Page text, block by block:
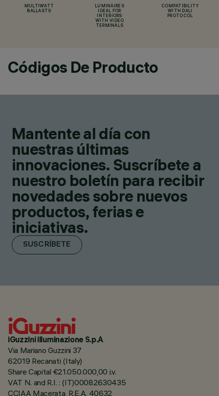
MULTIWATT
BALLASTS
LUMINAIRES
IDEAL FOR
INTERIORS
WITH VIDEO
TERMINALS
COMPATIBILITY
WITH DALI
PROTOCOL
Códigos De Producto
Mantente al día con
nuestras últimas
innovaciones. Suscríbete a
nuestro boletín para recibir
novedades sobre nuevos
productos, ferias e
iniciativas.
SUSCRÍBETE
iGuzzini illuminazione S.p.A
Via Mariano Guzzini 37
62019 Recanati (Italy)
Share Capital €21.050.000,00 i.v.
VAT N. and R.I. : (IT)00082630435
CCIAA Macerata, R.E.A. 40632